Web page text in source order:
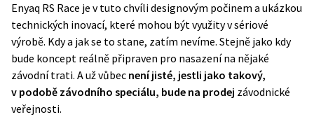
Enyaq RS Race je v tuto chvíli designovým počinem a ukázkou
technických inovací, které mohou být využity v sériové
výrobě. Kdy a jak se to stane, zatím nevíme. Stejně jako kdy
bude koncept reálně připraven pro nasazení na nějaké
závodní trati. A už vůbec není jisté, jestli jako takový,
v podobě závodního speciálu, bude na prodej závodnické
veřejnosti.